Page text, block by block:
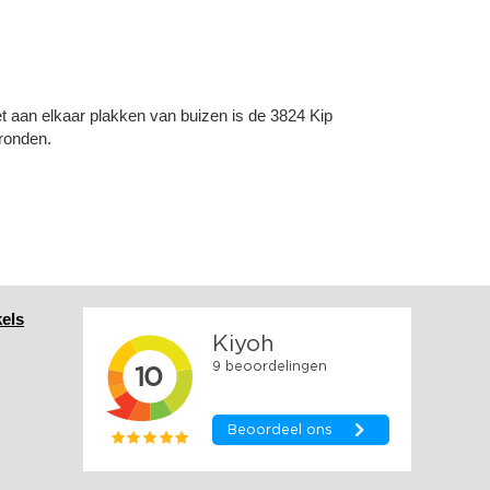
aan elkaar plakken van buizen is de 3824 Kip